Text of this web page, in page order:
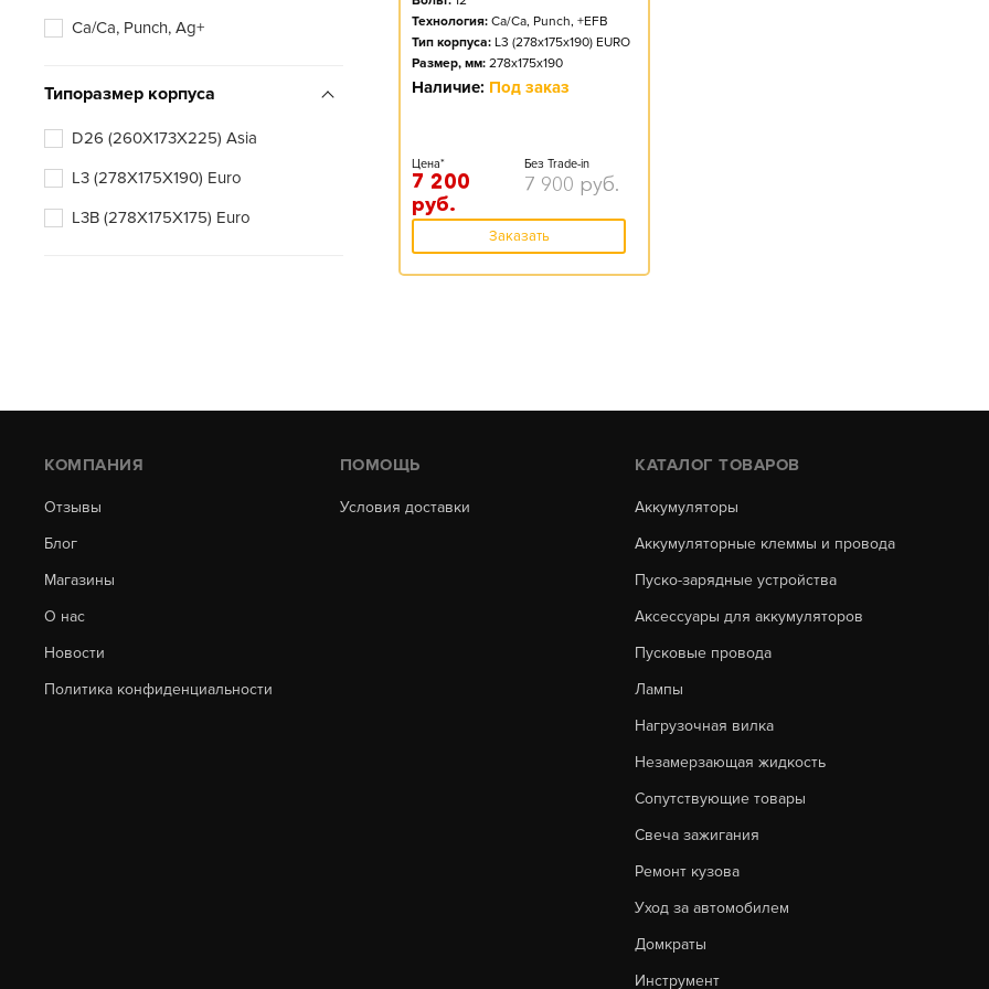
Ca/Ca, Punch, Ag+
Типоразмер корпуса
D26 (260X173X225) Asia
L3 (278X175X190) Euro
L3B (278X175X175) Euro
Технология: Ca/Ca, Punch, +EFB
Тип корпуса: L3 (278x175x190) EURO
Размер, мм: 278x175x190
Наличие: Под заказ
Цена*
7 200
руб.
Без Trade-in
7 900 руб.
Заказать
КОМПАНИЯ
Отзывы
Блог
Магазины
О нас
Новости
Политика конфиденциальности
ПОМОЩЬ
Условия доставки
КАТАЛОГ ТОВАРОВ
Аккумуляторы
Аккумуляторные клеммы и провода
Пуско-зарядные устройства
Аксессуары для аккумуляторов
Пусковые провода
Лампы
Нагрузочная вилка
Незамерзающая жидкость
Сопутствующие товары
Свеча зажигания
Ремонт кузова
Уход за автомобилем
Домкраты
Инструмент